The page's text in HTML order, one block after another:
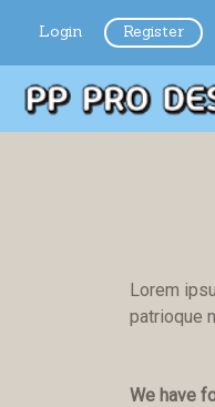
Login Register
Lorem
patrioque
We have